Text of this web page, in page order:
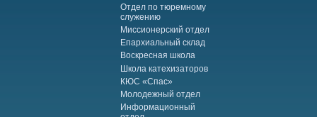
Отдел по тюремному
служению
Миссионерский отдел
Епархиальный склад
Воскресная школа
Школа катехизаторов
КЮС «Спас»
Молодежный отдел
Информационный